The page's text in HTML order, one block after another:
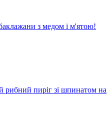
з медом і м'ятою!
пиріг зі шпинатом на